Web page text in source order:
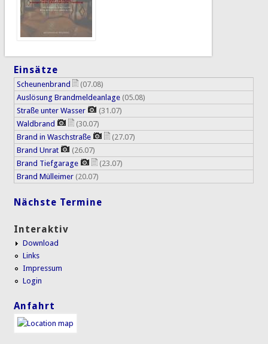
Einsätze
Scheunenbrand
(07.08)
Auslösung Brandmeldeanlage (05.08)
Straße unter Wasser
(31.07)
Waldbrand
(30.07)
Brand in Waschstraße
(27.07)
Brand Unrat
(26.07)
Brand Tiefgarage
(23.07)
Brand Mülleimer (20.07)
Nächste Termine
Interaktiv
Download
Links
Impressum
Login
Anfahrt